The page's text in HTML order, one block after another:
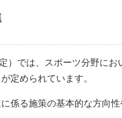
）では、スポーツ分野に
定められています。
係る施策の基本的な方向性